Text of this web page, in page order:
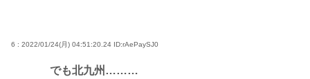
6 : 2022/01/24(月) 04:51:20.24 ID:rAePaySJ0
でも北九州………